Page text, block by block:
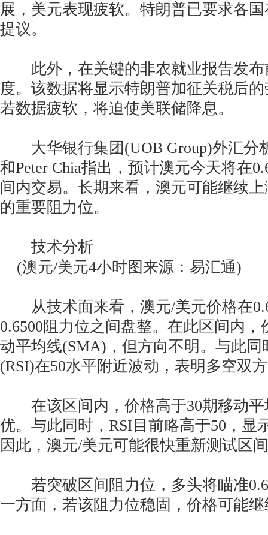
展，美元表现疲软。特朗普已要求各
提议。
此外，在关键的非农就业报告发布
度。该数据将显示特朗普加征关税后
若数据疲软，将迫使美联储降息。
大华银行集团(UOB Group)外汇分析
和Peter Chia指出，预计澳元今天将在
间内交易。长期来看，澳元可能继续上
的重要阻力位。
技术分析
(澳元/美元4小时图来源：易汇通)
从技术面来看，澳元/美元价格在
0.6500阻力位之间盘整。在此区间内
动平均线(SMA)，但方向不明。与此同
(RSI)在50水平附近波动，表明多空双
在该区间内，价格高于30期移动平
优。与此同时，RSI目前略高于50，显
因此，澳元/美元可能很快重新测试区
若突破区间阻力位，多头将瞄准
一方面，若该阻力位稳固，价格可能